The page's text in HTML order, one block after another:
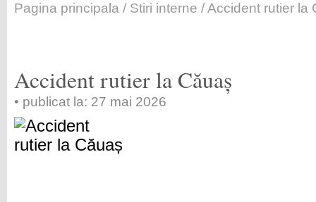
Pagina principala / Stiri interne / Accident rutier la
Accident rutier la Căuaș
• publicat la: 27 mai 2026